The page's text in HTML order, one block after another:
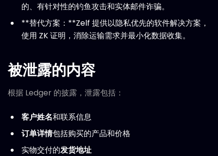
的、有针对性的钓鱼攻击和实体邮件诈骗。
**替代方案：**Zelf 提供以隐私优先的软件解决方案，
使用 ZK 证明，消除运输需求并最小化数据收集。
被泄露的内容
根据 Ledger 的披露，泄露包括：
客户姓名和联系信息
订单详情包括购买的产品和价格
实物交付的发货地址